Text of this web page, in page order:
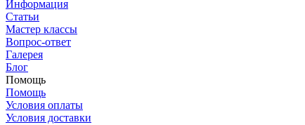
Информация
Статьи
Мастер классы
Вопрос-ответ
Галерея
Блог
Помощь
Помощь
Условия оплаты
Условия доставки